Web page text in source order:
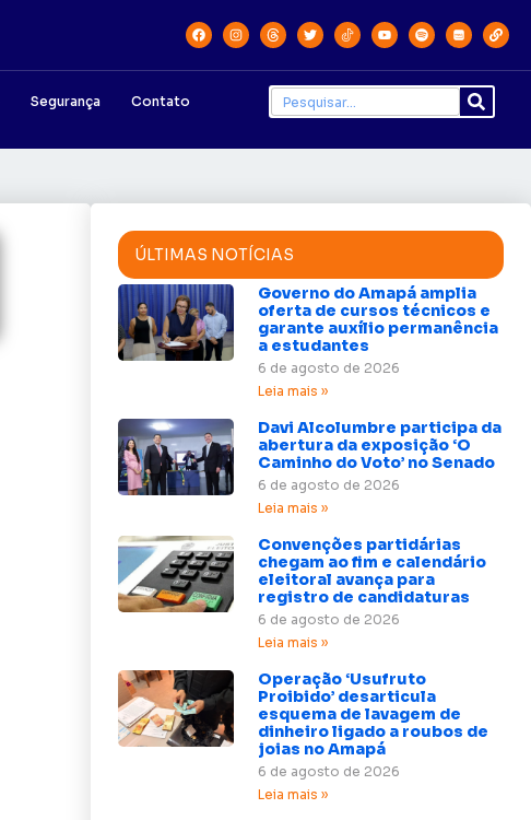
Segurança Contato
ÚLTIMAS NOTÍCIAS
Governo do Amapá amplia
oferta de cursos técnicos e
garante auxílio permanência
a estudantes
6 de agosto de 2026
Leia mais »
Davi Alcolumbre participa da
abertura da exposição ‘O
Caminho do Voto’ no Senado
6 de agosto de 2026
Leia mais »
Convenções partidárias
chegam ao fim e calendário
eleitoral avança para
registro de candidaturas
6 de agosto de 2026
Leia mais »
Operação ‘Usufruto
Proibido’ desarticula
esquema de lavagem de
dinheiro ligado a roubos de
joias no Amapá
6 de agosto de 2026
Leia mais »